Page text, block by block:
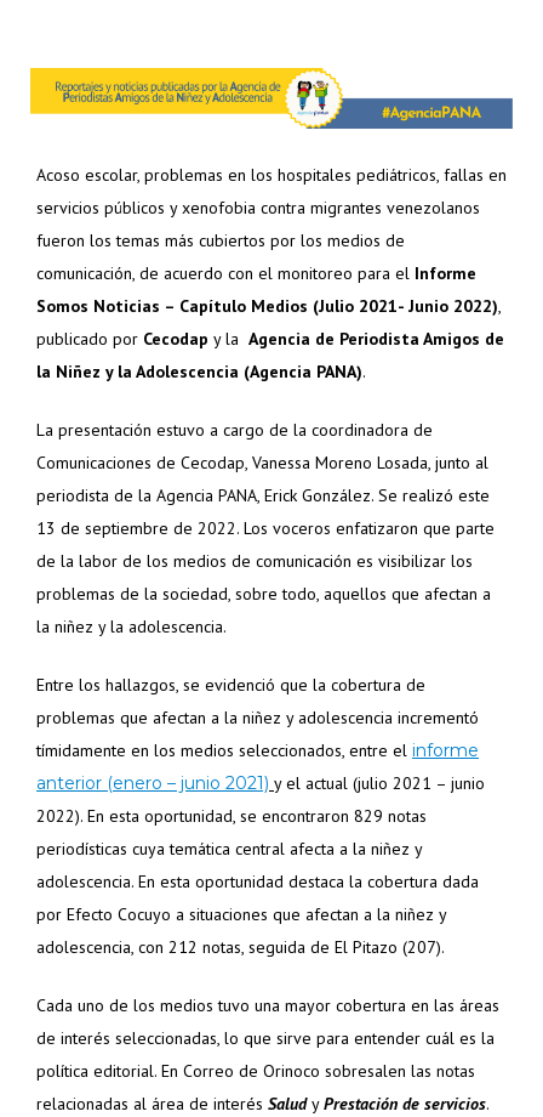
Acoso escolar, problemas en los hospitales pediátricos, fallas en
servicios públicos y xenofobia contra migrantes venezolanos
fueron los temas más cubiertos por los medios de
comunicación, de acuerdo con el monitoreo para el Informe
Somos Noticias – Capítulo Medios (Julio 2021- Junio 2022),
publicado por Cecodap y la Agencia de Periodista Amigos de
la Niñez y la Adolescencia (Agencia PANA).
La presentación estuvo a cargo de la coordinadora de
Comunicaciones de Cecodap, Vanessa Moreno Losada, junto al
periodista de la Agencia PANA, Erick González. Se realizó este
13 de septiembre de 2022. Los voceros enfatizaron que parte
de la labor de los medios de comunicación es visibilizar los
problemas de la sociedad, sobre todo, aquellos que afectan a
la niñez y la adolescencia.
Entre los hallazgos, se evidenció que la cobertura de
problemas que afectan a la niñez y adolescencia incrementó
tímidamente en los medios seleccionados, entre el informe
anterior (enero – junio 2021) y el actual (julio 2021 – junio
2022). En esta oportunidad, se encontraron 829 notas
periodísticas cuya temática central afecta a la niñez y
adolescencia. En esta oportunidad destaca la cobertura dada
por Efecto Cocuyo a situaciones que afectan a la niñez y
adolescencia, con 212 notas, seguida de El Pitazo (207).
Cada uno de los medios tuvo una mayor cobertura en las áreas
de interés seleccionadas, lo que sirve para entender cuál es la
política editorial. En Correo de Orinoco sobresalen las notas
relacionadas al área de interés SaludyPrestación de servicios.